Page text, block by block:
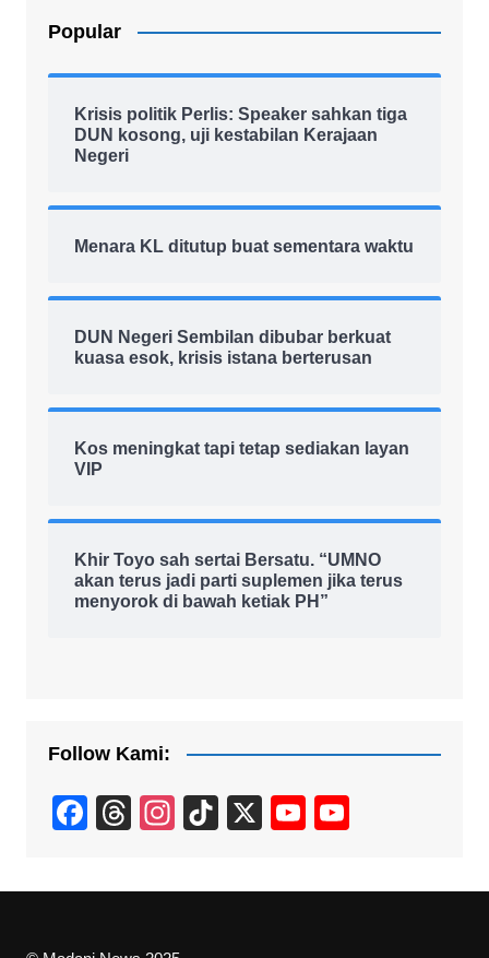
Popular
Krisis politik Perlis: Speaker sahkan tiga
DUN kosong, uji kestabilan Kerajaan
Negeri
Menara KL ditutup buat sementara waktu
DUN Negeri Sembilan dibubar berkuat
kuasa esok, krisis istana berterusan
Kos meningkat tapi tetap sediakan layan
VIP
Khir Toyo sah sertai Bersatu. “UMNO
akan terus jadi parti suplemen jika terus
menyorok di bawah ketiak PH”
Follow Kami:
F
c
T
e
In
a
Ti
T
X
Y
u
u